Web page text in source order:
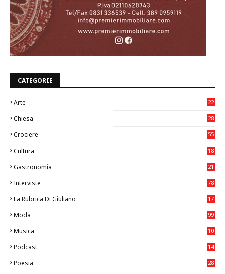
CATEGORIE
Arte
22
Chiesa
28
Crociere 55
Cultura
18
Gastronomia
21
Interviste 78
La Rubrica Di Giuliano
17
Moda 99
Musica
10
Podcast 14
Poesia 28